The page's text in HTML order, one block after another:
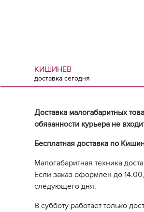
КИШИНЕВ
доставка сегодня
Доставка малогабаритных
обязанности курьера не
Бесплатная доставка по
Малогабаритная техника
Если заказ оформлен до
следующего дня.
В субботу работает только